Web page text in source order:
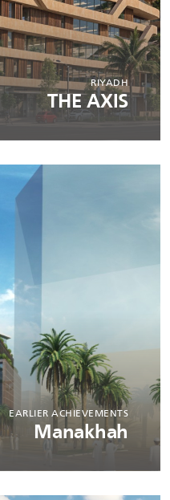
RIYADH
THE AXIS
EARLIER ACHIEVEMENTS
Manakhah